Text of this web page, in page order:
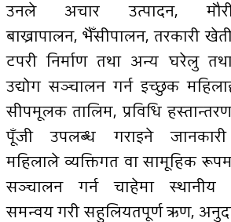
उनले अचार उत्पादन,
बाख्रापालन, भैँसीपालन, तरकारी
टपरी निर्माण तथा अन्य घरेलु
उद्योग सञ्चालन गर्न इच्छुक
सीपमूलक तालिम, प्रविधि
पूँजी उपलब्ध गराइने
महिलाले व्यक्तिगत वा सामूहिक
सञ्चालन गर्न चाहेमा
समन्वय गरी सहुलियतपूर्ण ऋण,